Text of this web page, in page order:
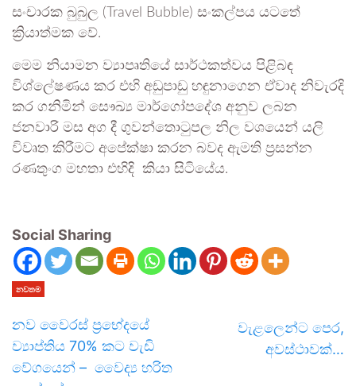
සංචාරක බුබුල (Travel Bubble) සංකල්පය යටතේ
ක්‍රියාත්මක වේ.
මෙම නියාමන ව්‍යාපෘතියේ සාර්ථකත්වය පිළිබඳ
විශ්ලේෂණය කර එහි අඩුපාඩු හඳුනාගෙන ඒවාද නිවැරදි
කර ගනිමින් සෞඛ්‍ය මාර්ගෝපදේශ අනුව ලබන
ජනවාරි මස අග දී ගුවන්තොටුපල නිල වශයෙන් යලි
විවෘත කිරීමට අපේක්ෂා කරන බවද ඇමති ප්‍රසන්න
රණතුංග මහතා එහිදි කියා සි‍ටියේය.
Social Sharing
නවතම
නව වෛරස් ප්‍රභේදයේ
ව්‍යාප්තිය 70% කට වැඩි
වේගයෙන් – වෛද්‍ය හරිත
වැළලෙන්ට පෙර,
අවස්ථාවක්…